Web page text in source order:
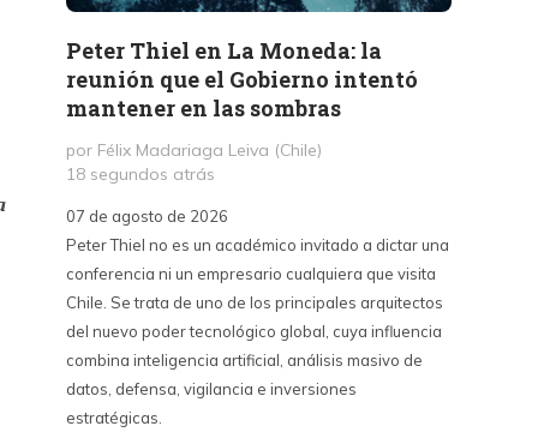
Peter Thiel en La Moneda: la
reunión que el Gobierno intentó
mantener en las sombras
por Félix Madariaga Leiva (Chile)
18 segundos atrás
07 de agosto de 2026
Peter Thiel no es un académico invitado a dictar una
conferencia ni un empresario cualquiera que visita
Chile. Se trata de uno de los principales arquitectos
del nuevo poder tecnológico global, cuya influencia
combina inteligencia artificial, análisis masivo de
datos, defensa, vigilancia e inversiones
estratégicas.